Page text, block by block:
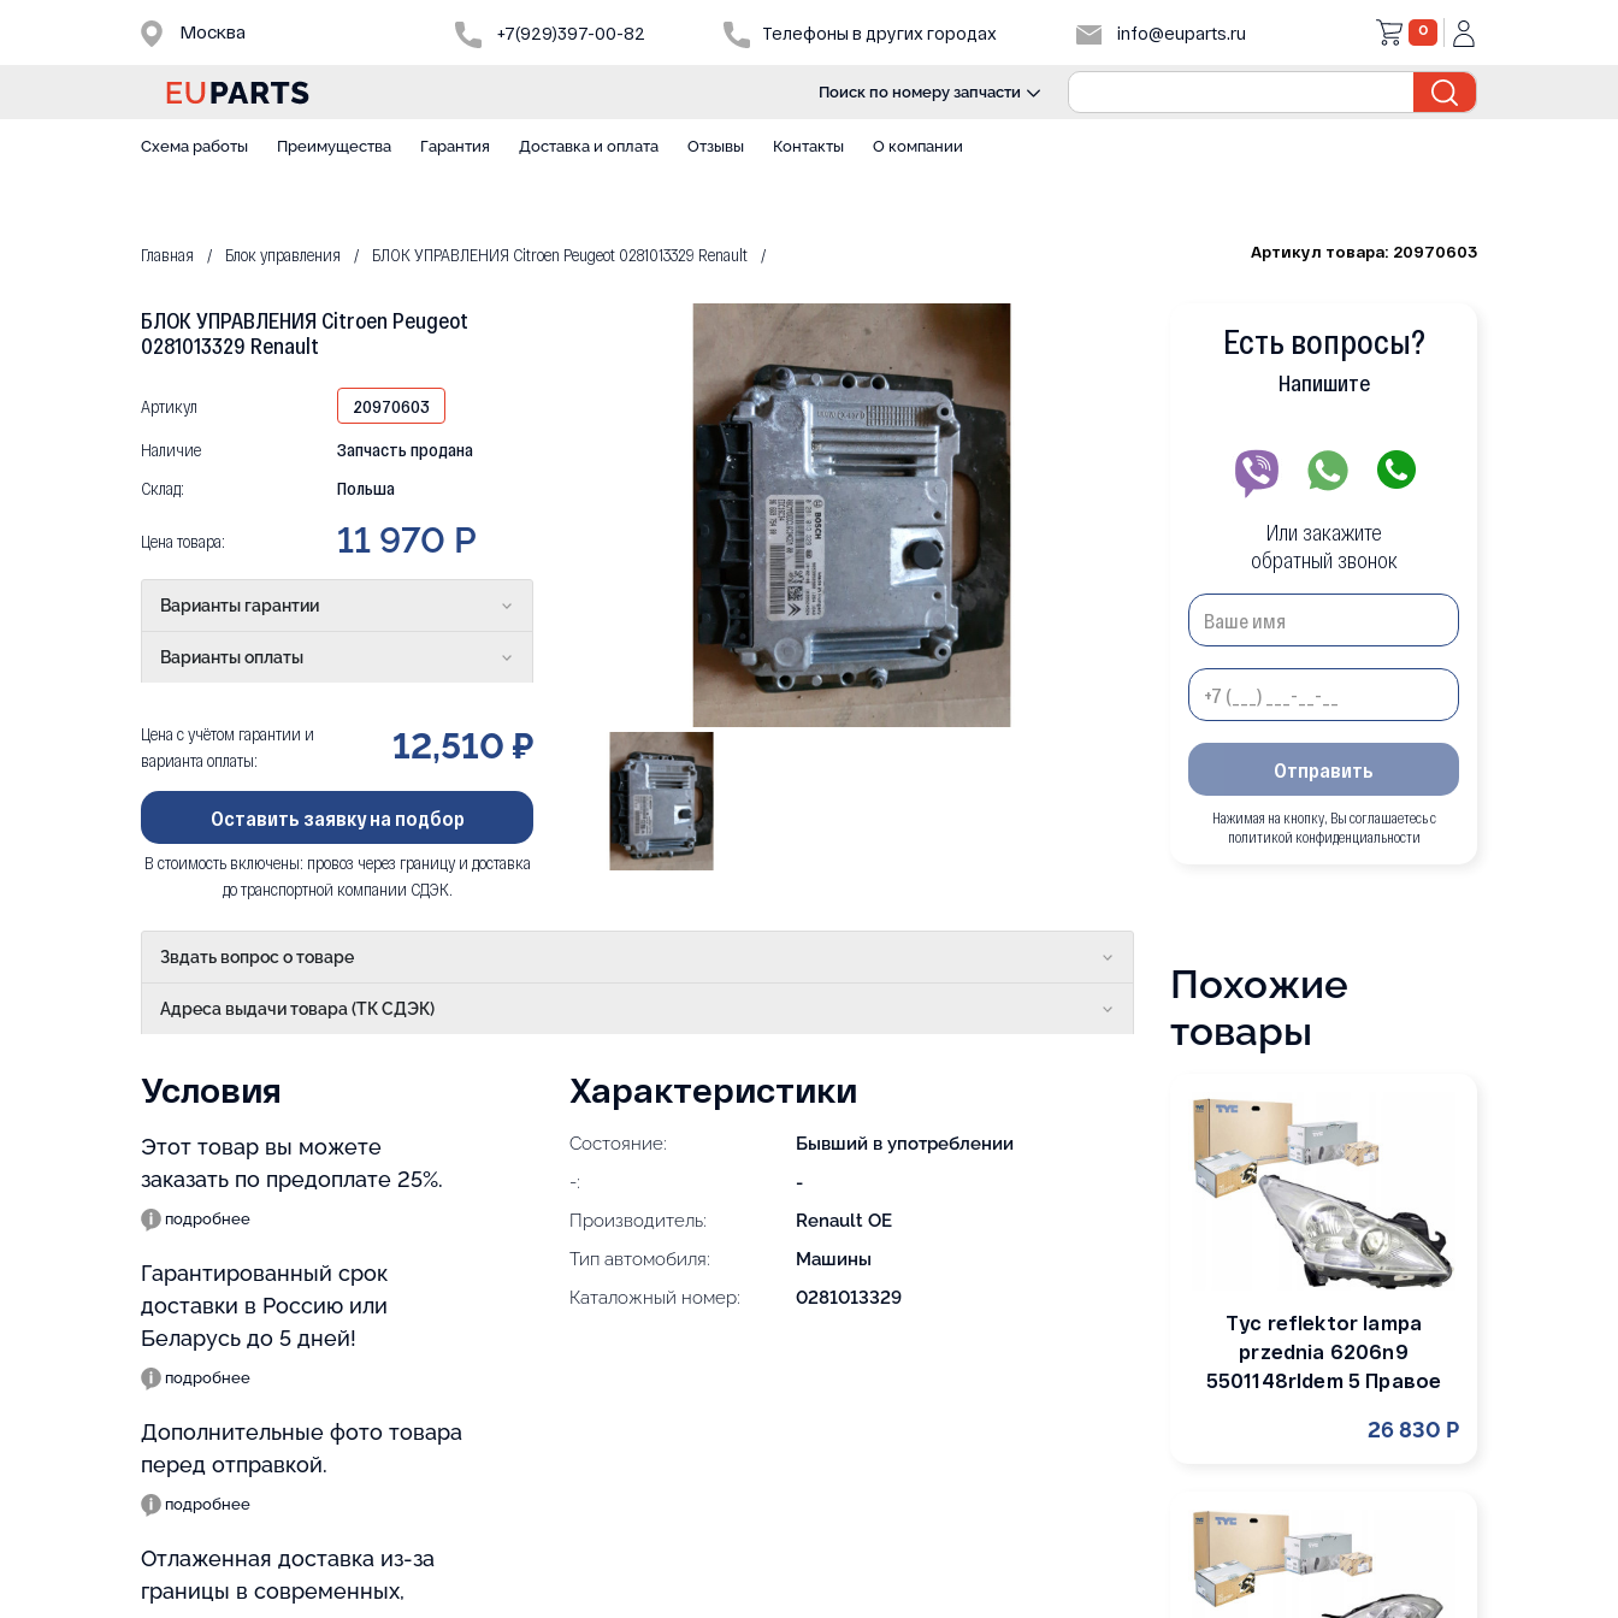
Москва +7(929)397-00-82 Телефоны в других городах info@euparts.ru 0
Поиск по номеру запчасти
Схема работы Преимущества Гарантия Доставка и оплата Отзывы Контакты О компании
Главная Блок управления БЛОК УПРАВЛЕНИЯ Citroen Peugeot 0281013329 Renault Артикул товара: 20970603
БЛОК УПРАВЛЕНИЯ Citroen Peugeot
0281013329 Renault
Артикул
20970603
Наличие
Запчасть продана
Склад:
Польша
Цена товара: 11 970 Р
Варианты гарантии
Варианты оплаты
Цена с учётом гарантии и
варианта оплаты:
12,510 ₽
Оставить заявку на подбор
В стоимость включены: провоз через границу и доставка
до транспортной компании СДЭК.
Звдать вопрос о товаре
Адреса выдачи товара (ТК СДЭК)
Условия
Этот товар вы можете
заказать по предоплате 25%.
подробнее
Гарантированный срок
доставки в Россию или
Беларусь до 5 дней!
подробнее
Дополнительные фото товара
перед отправкой.
подробнее
Отлаженная доставка из-за
границы в современных,
Характеристики
Состояние:
Бывший в употреблении
-:
-
Производитель:
Renault OE
Тип автомобиля:
Машины
Каталожный номер:
0281013329
Есть вопросы?
Напишите
Или закажите
обратный звонок
Отправить
Нажимая на кнопку, Вы соглашаетесь с
политикой конфиденциальности
Похожие
товары
Tyc reflektor lampa
przednia 6206n9
5501148rldem 5 Правое
26 830 Р